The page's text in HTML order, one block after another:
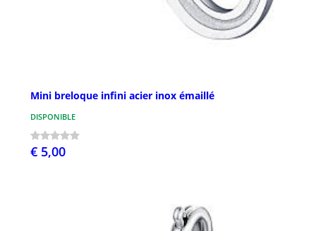
Mini breloque infini acier inox émaillé
DISPONIBLE
€ 5,00